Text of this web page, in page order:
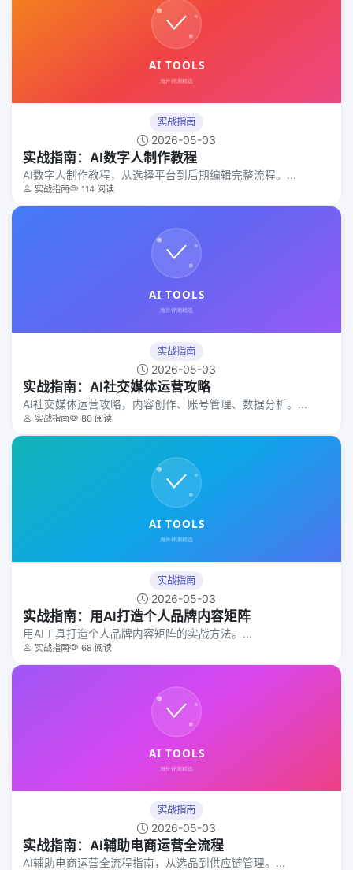
实战指南
2026-05-03
实战指南：AI数字人制作教程
AI数字人制作教程，从选择平台到后期编辑完整流程。...
实战指南 114 阅读
实战指南
2026-05-03
实战指南：AI社交媒体运营攻略
AI社交媒体运营攻略，内容创作、账号管理、数据分析。...
实战指南 80 阅读
实战指南
2026-05-03
实战指南：用AI打造个人品牌内容矩阵
用AI工具打造个人品牌内容矩阵的实战方法。...
实战指南 68 阅读
实战指南
2026-05-03
实战指南：AI辅助电商运营全流程
AI辅助电商运营全流程指南，从选品到供应链管理。...